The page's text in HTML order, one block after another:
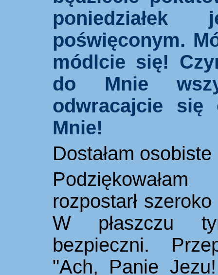
poświęconym.
módlcie się!
do Mnie
odwracajcie się
Mnie!
Dostałam osobiste
rozpostarł
W płaszczu
bezpieczni.
"Ach, Panie